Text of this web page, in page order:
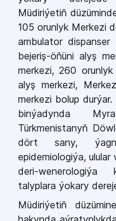
Müdiriýetiň
105 orunlyk Merkezi
ambulator
bejeriş-öňüni alyş
merkezi, 260
alyş merkezi,
merkezi bolup
binýadynda
Türkmenistanyň
dört sany,
epidemiologiýa,
deri-
talyplara ýokary
Müdiriýetiň